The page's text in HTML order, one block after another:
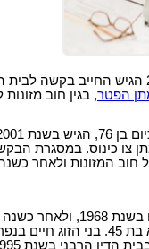
בתחילת שנת 2013 הגיש החייב
הפטר, בגין חוב מזונות
צו כינוס. במסגרת
חוב המזונות ולאחר
החייב ואשתו נישאו בשנת
הדין הרבני בשנת 1995.